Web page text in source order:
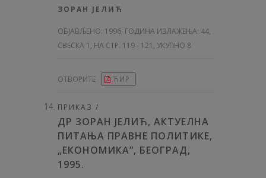
ЗОРАН ЈЕЛИЋ
ОБЈАВЉЕНО: 1996, ГОДИНА ИЗЛАЖЕЊА: 44,
СВЕСКА 1, НА СТР. 119 - 121, УКУПНО 8
ОТВОРИТЕ ЋИР
ПРИКАЗ /
ДР ЗОРАН ЈЕЛИЋ, АКТУЕЛНА
ПИТАЊА ПРАВНЕ ПОЛИТИКЕ,
„ЕКОНОМИКА”, БЕОГРАД,
1995.